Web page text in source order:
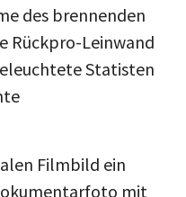
des brennenden
Rückpro-Leinwand
Statisten
Filmbild ein
mit